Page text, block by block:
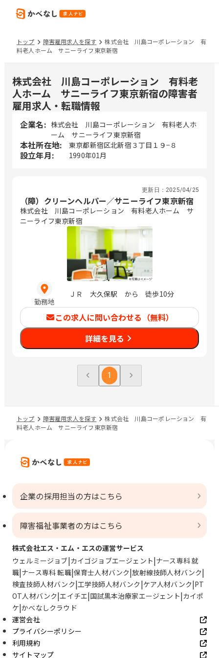
トップ 障害雇用求人を探す
株式会社 川島コーポレーション 有
料老人ホーム サニーライフ東京新宿
株式会社 川島コーポレーション 有料老
人ホーム サニーライフ東京新宿の障害者
雇用求人・転職情報
企業名: 株式会社 川島コーポレーション 有料老人ホ
ーム サニーライフ東京新宿
本社所在地: 東京都新宿区北新宿３丁目１９−８
設立年月: 1990年01月
更新日： 2025/04/25
（障）クリーンヘルパー／サニーライフ東京新宿
株式会社 川島コーポレーション 有料老人ホーム サ
ニーライフ東京新宿
勤務地
ＪＲ 大久保駅 から 徒歩10分
この求人に問い合わせる（無料）
詳細を見る
1
トップ 障害雇用求人を探す
株式会社 川島コーポレーション 有
料老人ホーム サニーライフ東京新宿
企業の採用担当の方はこちら
障害福祉事業者の方はこちら
株式会社エス・エム・エスの運営サービス
ウェルミージョブ カイゴジョブエージェント ナース専科 就
職 ナース専科 転職 保育士人材バンク 放射線技師人材バンク
検査技師人材バンク 工学技師人材バンク ケア人材バンク PT
OT人材バンク エイチエ 国試黒本治療家エージェント カイポ
ケ かべなしクラウド
運営会社
プライバシーポリシー
利用規約
サイトマップ